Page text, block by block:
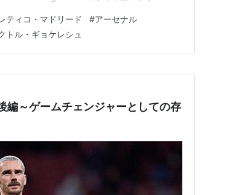
ていました。 試合はア…
ティコ・マドリード #アーセナル
トル・ギョケレシュ
編～ゲームチェンジャーとしての存